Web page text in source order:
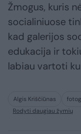
Žmogus, kuris
socialiniuose
kad galerijos
edukacija ir
labiau vartoti
Algis Kriščiūnas
Rodyti daugiau žymių